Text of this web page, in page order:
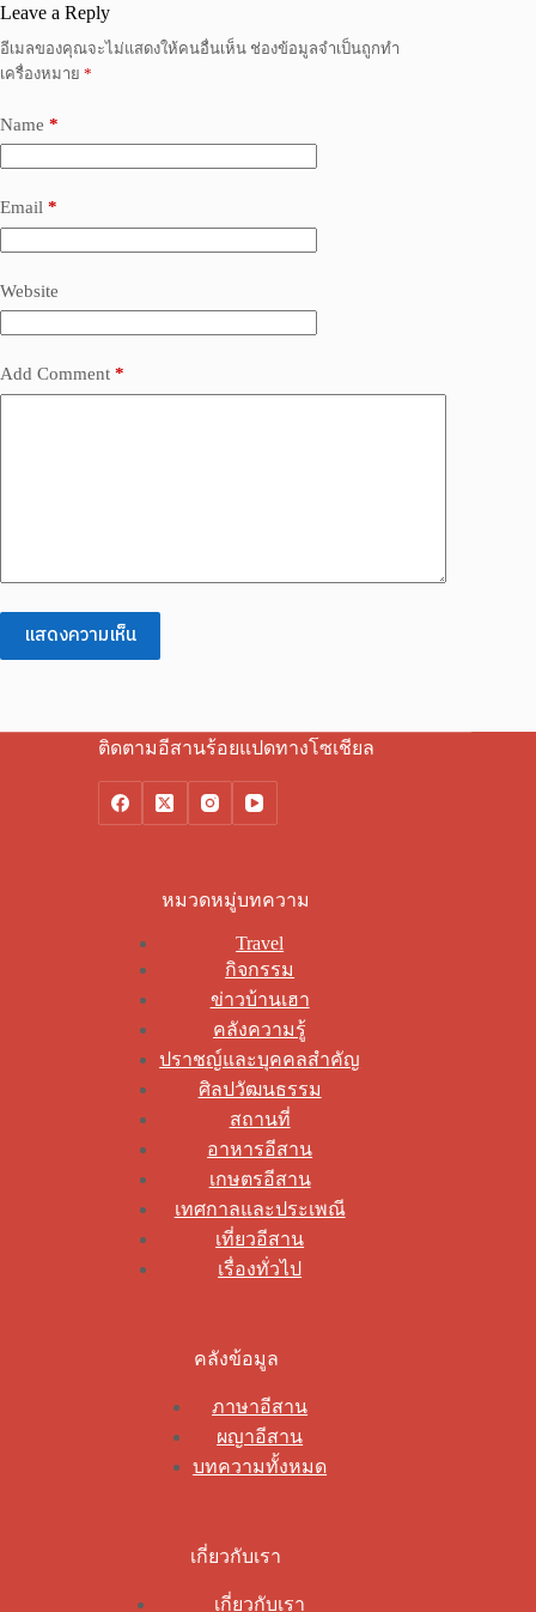
Leave a Reply
อีเมลของคุณจะไม่แสดงให้คนอื่นเห็น ช่องข้อมูลจำเป็นถูกทำ
เครื่องหมาย *
Name *
Email *
Website
Add Comment *
แสดงความเห็น
ติดตามอีสานร้อยแปดทางโซเชียล
หมวดหมู่บทความ
Travel
กิจกรรม
ข่าวบ้านเฮา
คลังความรู้
ปราชญ์และบุคคลสำคัญ
ศิลปวัฒนธรรม
สถานที่
อาหารอีสาน
เกษตรอีสาน
เทศกาลและประเพณี
เที่ยวอีสาน
เรื่องทั่วไป
คลังข้อมูล
ภาษาอีสาน
ผญาอีสาน
บทความทั้งหมด
เกี่ยวกับเรา
เกี่ยวกับเรา